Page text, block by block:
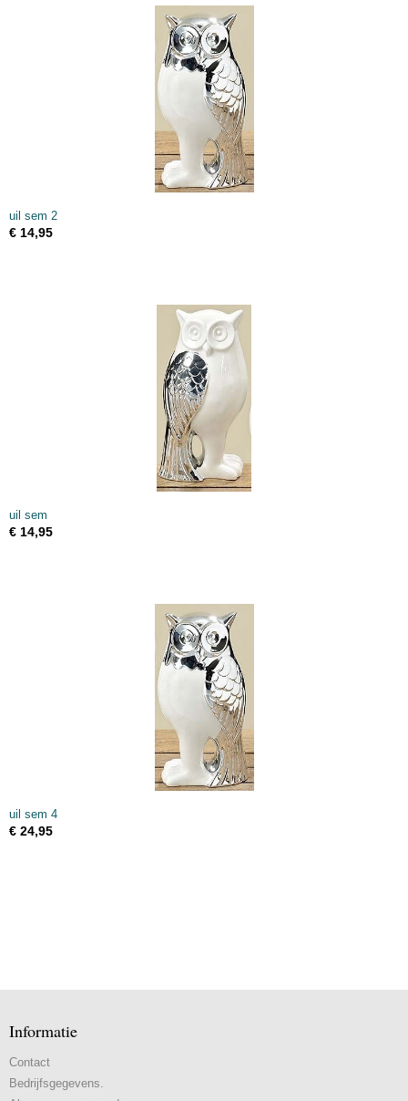
uil sem 2
€ 14,95
uil sem
€ 14,95
uil sem 4
€ 24,95
Informatie
Contact
Bedrijfsgegevens.